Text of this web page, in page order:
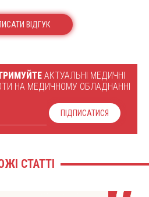
ВІДГУК
АКТУАЛЬНІ МЕДИЧНІ
НА МЕДИЧНОМУ ОБЛАДНАННІ
ПІДПИСАТИСЯ
СТАТТІ